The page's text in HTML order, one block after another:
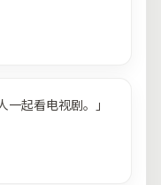
起看电视剧。 」